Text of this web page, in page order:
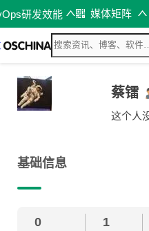
研发效能 媒体矩阵
蔡镭
这个人
基础信息
0 1